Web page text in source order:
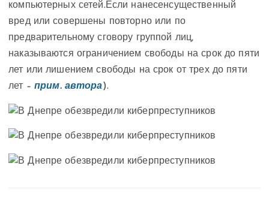
компьютерных сетей.Если нанесенсущественный
вред или совершены повторно или по
предварительному сговору группой лиц,
наказываются ограничением свободы на срок до пяти
лет или лишением свободы на срок от трех до пяти
лет – прим. автора).